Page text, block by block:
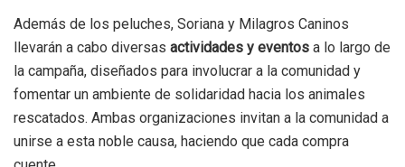
Además de los peluches, Soriana y Milagros Caninos
llevarán a cabo diversas actividades y eventos a lo largo de
la campaña, diseñados para involucrar a la comunidad y
fomentar un ambiente de solidaridad hacia los animales
rescatados. Ambas organizaciones invitan a la comunidad a
unirse a esta noble causa, haciendo que cada compra